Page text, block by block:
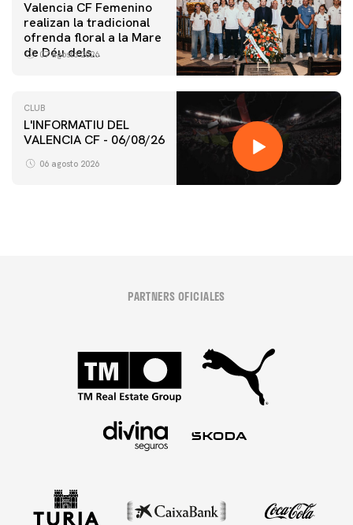
Valencia CF Femenino
realizan la tradicional
ofrenda floral a la Mare
de Déu dels
07 agosto 2026
CLUB
L'INFORMATIU DEL
VALENCIA CF - 06/08/26
06 agosto 2026
PARTNERS OFICIALES